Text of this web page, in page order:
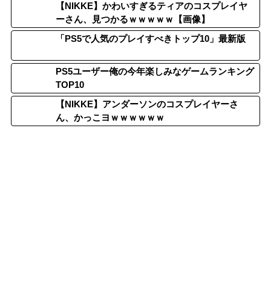
【NIKKE】かわいすぎるティアのコスプレイヤ
ーさん、見つかるｗｗｗｗｗ【画像】
「PS5で人気のプレイすべきトップ10」最新版
PS5ユーザー俺の今年楽しみなゲームランキング
TOP10
【NIKKE】アンダーソンのコスプレイヤーさ
ん、かっこヨｗｗｗｗｗｗ